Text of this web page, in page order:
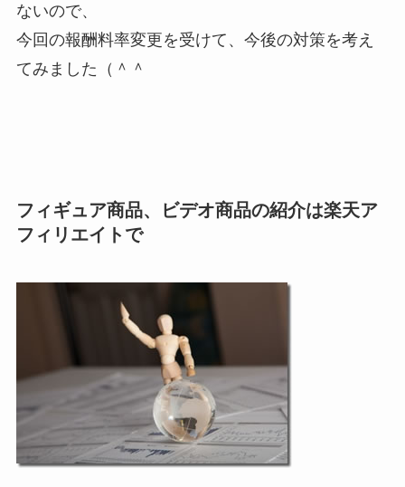
ないので、
今回の報酬料率変更を受けて、今後の対策を考え
てみました（＾＾
フィギュア商品、ビデオ商品の紹介は楽天ア
フィリエイトで